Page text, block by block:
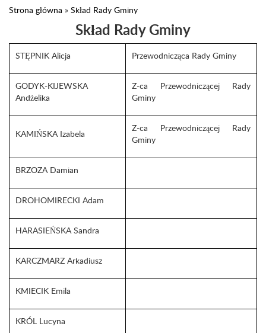
Strona główna » Skład Rady Gminy
Skład Rady Gminy
STĘPNIK Alicja Przewodnicząca Rady Gminy
GODYK-KIJEWSKA
Andżelika
Z-ca Przewodniczącej Rady
Gminy
KAMIŃSKA Izabela
Z-ca Przewodniczącej Rady
Gminy
BRZOZA Damian
DROHOMIRECKI Adam
HARASIEŃSKA Sandra
KARCZMARZ Arkadiusz
KMIECIK Emila
KRÓL Lucyna